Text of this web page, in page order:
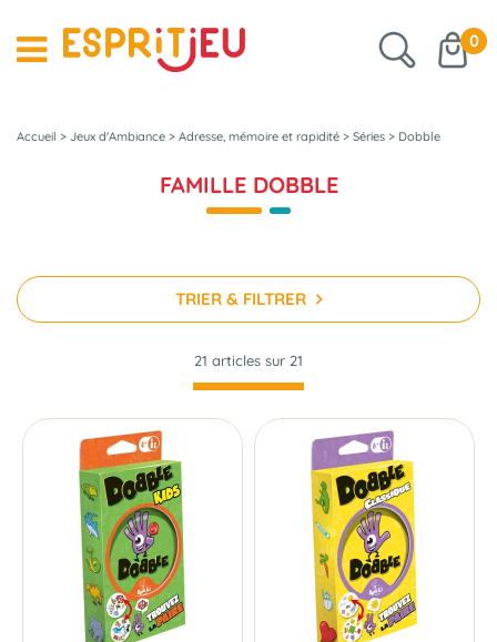
0
Accueil > Jeux d'Ambiance > Adresse, mémoire et rapidité > Séries > Dobble
FAMILLE DOBBLE
TRIER & FILTRER
21 articles sur 21